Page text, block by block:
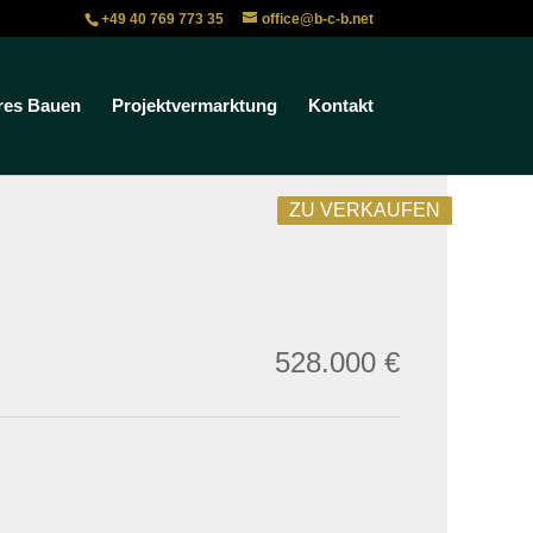
+49 40 769 773 35 office@b-c-b.net
Bauen Projektvermarktung Kontakt
ZU VERKAUFEN
528.000 €